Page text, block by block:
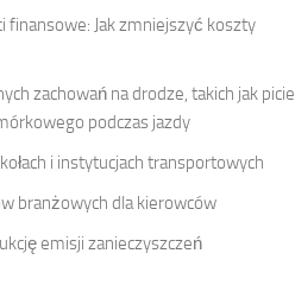
finansowe: Jak zmniejszyć koszty
zachowań na drodze, takich jak picie
podczas jazdy
i instytucjach transportowych
branżowych dla kierowców
emisji zanieczyszczeń